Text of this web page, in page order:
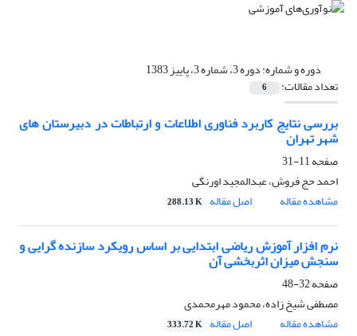
دوره و شماره:دوره 3، شماره 3، پاییز 1383
تعداد مقالات: 6
بررسی نتایج کاربرد فناوری اطلاعات و ارتباطات در دبیرستان های
شهر تهران
صفحه11-31
احمد حج فروش، عبدالمجید اورنگی
مشاهده مقاله
اصل مقاله 288.13 K
نرم افزار آموزش ریاضی ابتدایی بر اساس رویکرد سازنده گرایی و
سنجش میزان اثربخشی آن
صفحه32-48
مصطفی شیخ زاده، محمود مهرمحمدی
مشاهده مقاله
اصل مقاله 333.72 K